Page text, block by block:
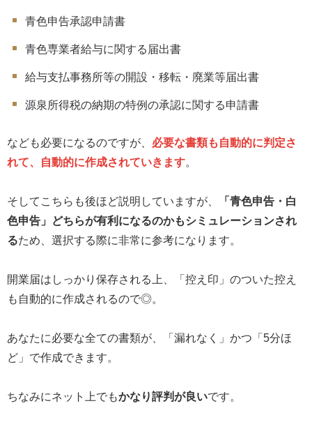
青色申告承認申請書
青色専業者給与に関する届出書
給与支払事務所等の開設・移転・廃業等届出書
源泉所得税の納期の特例の承認に関する申請書
なども必要になるのですが、 必要な書類も自動的に判定さ
れて、自動的に作成されていきます。
そしてこちらも後ほど説明していますが、
「青色申告・白
色申告」どちらが有利になるのかもシミュレーションされ
るため、選択する際に非常に参考になります。
開業届はしっかり保存される上、「控え印」のついた控え
も自動的に作成されるので◎。
あなたに必要な全ての書類が、「漏れなく」かつ「5分ほ
ど」で作成できます。
ちなみにネット上でもかなり評判が良いです。